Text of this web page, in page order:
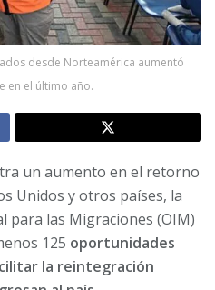
desde Norteamérica aumentó
en el último año.
un aumento en el retorno
Unidos y otros países, la
para las Migraciones (OIM)
125 oportunidades
la reintegración